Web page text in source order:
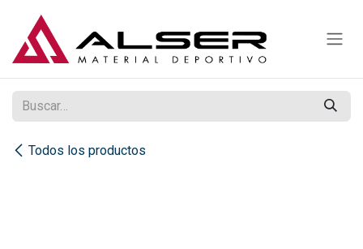
Todos los productos